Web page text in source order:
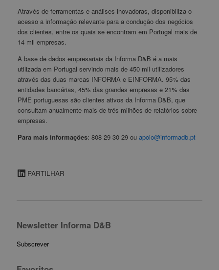
Através de ferramentas e análises inovadoras, disponibiliza o
acesso a informação relevante para a condução dos negócios
dos clientes, entre os quais se encontram em Portugal mais de
14 mil empresas.
A base de dados empresariais da Informa D&B é a mais
utilizada em Portugal servindo mais de 450 mil utilizadores
através das duas marcas INFORMA e EINFORMA. 95% das
entidades bancárias, 45% das grandes empresas e 21% das
PME portuguesas são clientes ativos da Informa D&B, que
consultam anualmente mais de três milhões de relatórios sobre
empresas.
Para mais informações: 808 29 30 29 ou apoio@informadb.pt
PARTILHAR
Newsletter Informa D&B
Subscrever